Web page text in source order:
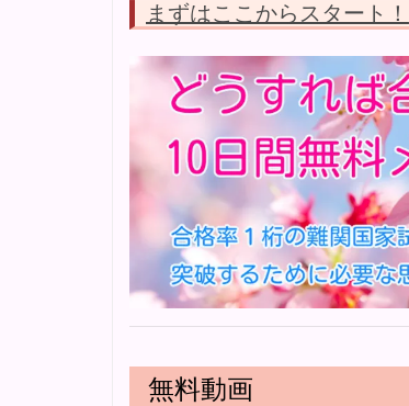
まずはここからスタート！
無料動画